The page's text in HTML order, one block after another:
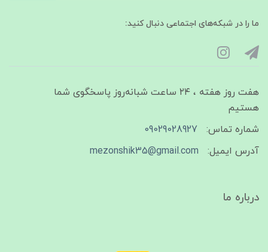
ما را در شبکه‌های اجتماعی دنبال کنید:
هفت روز هفته ، ۲۴ ساعت شبانه‌روز پاسخگوی شما
هستیم
شماره تماس:
09029028927
آدرس ایمیل:
mezonshik35@gmail.com
درباره ما